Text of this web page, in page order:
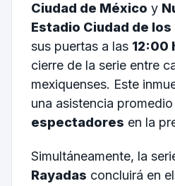
Ciudad de México y
Estadio Ciudad de
sus puertas a las 12:00
cierre de la serie entre
mexiquenses. Este
una asistencia
espectadores en la
Simultáneamente, la
Rayadas concluirá en el